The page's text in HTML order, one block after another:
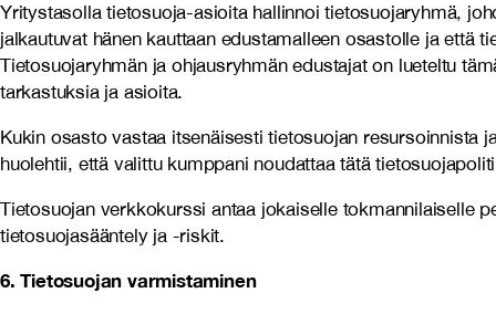
Yritystasolla tietosuoja-asioita hallinnoi tietosuojaryhmä,
jalkautuvat hänen kauttaan edustamalleen osastolle ja
Tietosuojaryhmän ja ohjausryhmän edustajat on lueteltu
tarkastuksia ja asioita.
Kukin osasto vastaa itsenäisesti tietosuojan resursoinnista
huolehtii, että valittu kumppani noudattaa tätä
Tietosuojan verkkokurssi antaa jokaiselle tokmannilaiselle
tietosuojasääntely ja -riskit.
6. Tietosuojan varmistaminen